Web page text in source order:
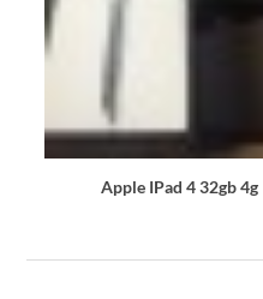
Apple IPad 4 32gb 4g